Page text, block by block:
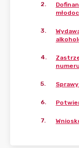
2.
3.
4.
5.
6.
7.